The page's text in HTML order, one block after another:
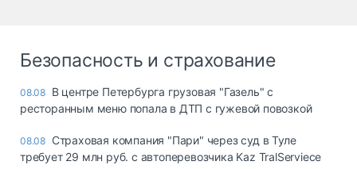
Безопасность и страхование
08.08 В центре Петербурга грузовая "Газель" с
ресторанным меню попала в ДТП с гужевой повозкой
08.08 Страховая компания "Пари" через суд в Туле
требует 29 млн руб. с автоперевозчика Kaz TralServiece